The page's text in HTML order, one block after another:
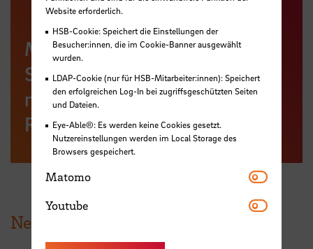
Mehr Informationen zum
Studiengang Maschinenbau
mit Schwerpunkt
Regenerative Energietechnik
News aus der HSB
Website erforderlich.
HSB-Cookie: Speichert die Einstellungen der
Besucher:innen, die im Cookie-Banner ausgewählt
wurden.
LDAP-Cookie (nur für HSB-Mitarbeiter:innen): Speichert
den erfolgreichen Log-In bei zugriffsgeschützten Seiten
und Dateien.
Eye-Able®: Es werden keine Cookies gesetzt.
Nutzereinstellungen werden im Local Storage des
Browsers gespeichert.
Matomo Matomo
Youtube Youtube